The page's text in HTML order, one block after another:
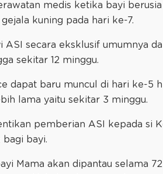
medis ketika bayi
kuning pada hari ke-7.
ASI secara eksklusif umumnya
sekitar 12 minggu.
dapat baru muncul di hari ke-5
lama yaitu sekitar 3 minggu.
pemberian ASI kepada si
bayi.
Mama akan dipantau selama